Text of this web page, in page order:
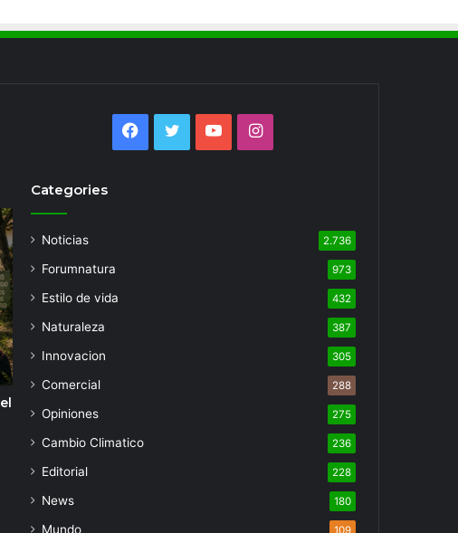
Facebook
TwitterYouTubeInstagram
Categories
Noticias 2.736
Forumnatura 973
Estilo de vida 432
Naturaleza 387
Innovacion 305
Comercial 288
Opiniones 275
Cambio Climatico 236
Editorial 228
News 180
Mundo 109